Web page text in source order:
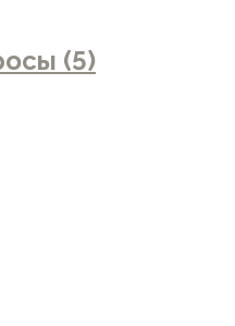
(5)